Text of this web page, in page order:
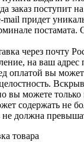
заказ поступит
mail придет
через почту
на ваш адрес
оплатой вы
вы можете только
содержать не
не должна
товара